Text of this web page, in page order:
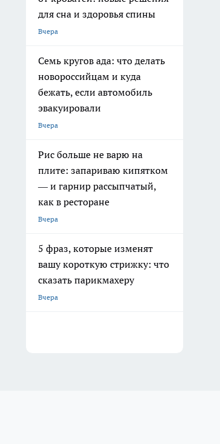
для сна и здоровья спины
Вчера
Семь кругов ада: что делать
новороссийцам и куда
бежать, если автомобиль
эвакуировали
Вчера
Рис больше не варю на
плите: запариваю кипятком
— и гарнир рассыпчатый,
как в ресторане
Вчера
5 фраз, которые изменят
вашу короткую стрижку: что
сказать парикмахеру
Вчера